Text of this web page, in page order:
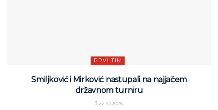
PRVI TIM
Smiljković i Mirković nastupali na najjačem
državnom turniru
22.10.2025.